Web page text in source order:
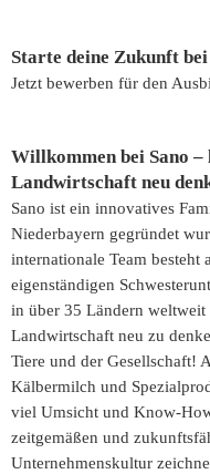
Starte deine Zukunft
Jetzt bewerben für den
Willkommen bei Sano –
Landwirtschaft neu
Sano ist ein innovatives
Niederbayern gegründet
internationale Team
eigenständigen
in über 35 Ländern weltweit
Landwirtschaft neu zu
Tiere und der Gesellschaft!
Kälbermilch und
viel Umsicht und Know-
zeitgemäßen und
Unternehmenskultur